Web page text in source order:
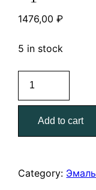
1476,00₽
5 in stock
ПФ-115
10
синяя
краски
quantity
Add to cart
Category: Эмаль